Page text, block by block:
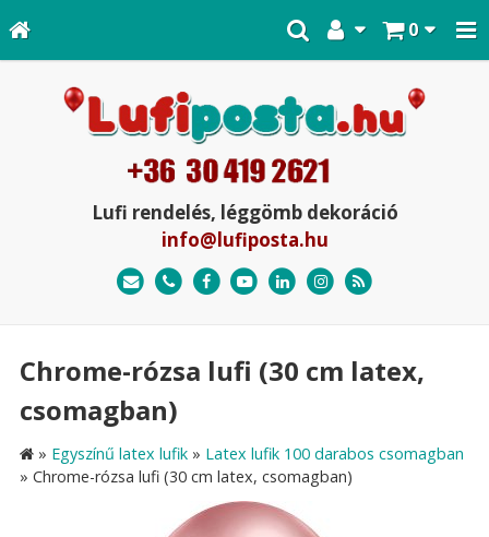
0
Lufi rendelés, léggömb dekoráció
info@lufiposta.hu
Chrome-rózsa lufi (30 cm latex,
csomagban)
» Egyszínű latex lufik » Latex lufik 100 darabos csomagban
» Chrome-rózsa lufi (30 cm latex, csomagban)